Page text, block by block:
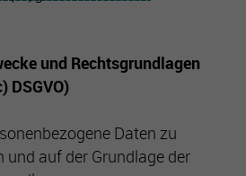
und Rechtsgrundlagen
DSGVO)
Daten zu
und auf der Grundlage der
erhalten Sie weniger gezielte
auf dieser Seite externe